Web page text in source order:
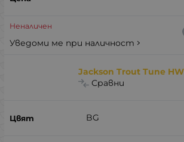
Неналичен
Уведоми ме при наличност
Jackson Trout Tune HW
Сравни
BG